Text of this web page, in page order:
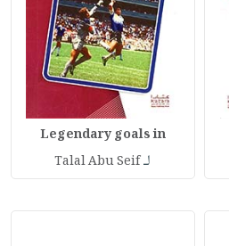
Legendary goals in
لـTalal Abu Seif